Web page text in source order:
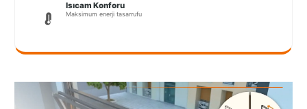
Isıcam Konforu
Maksimum enerji tasarrufu
Sakarya
switzerland